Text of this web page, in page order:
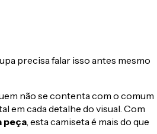
precisa falar isso antes mesmo
não se contenta com o comum
em cada detalhe do visual. Com
peça , esta camiseta é mais do que